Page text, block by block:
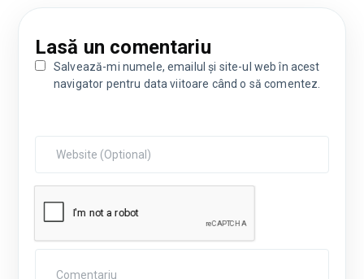
Lasă un comentariu
Salvează-mi numele, emailul și site-ul web în acest
navigator pentru data viitoare când o să comentez.